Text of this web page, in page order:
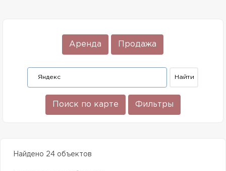
Аренда Продажа
Поиск по карте Фильтры
Найдено 24 объектов